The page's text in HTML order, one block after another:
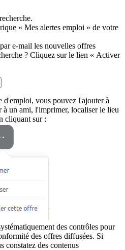
« Mes alertes emploi » de votre
e-mail les nouvelles offres
? Cliquez sur le lien « Activer
d'emploi, vous pouvez l'ajouter à
à un ami, l'imprimer, localiser le lieu
cliquant sur :
des contrôles pour
des offres diffusées. Si
constatez des contenus